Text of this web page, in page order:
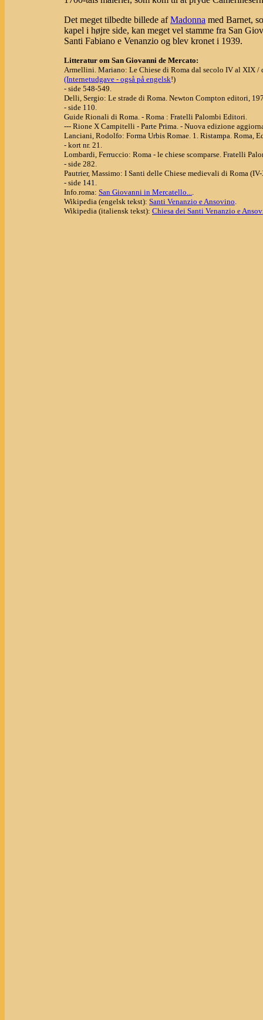
Det meget tilbedte billede afMadonna med Barnet,
kapel i højre side, kan meget vel stamme fra San
Santi Fabiano e Venanzio og blev kronet i 1939.
Litteratur om San Giovanni de Mercato:
Armellini. Mariano: Le Chiese di Roma dal secolo IV al XIX
(Internetudgave - også på engelsk!)
- side 548-549.
Delli, Sergio: Le strade di Roma. Newton Compton editori,
- side 110.
Guide Rionali di Roma. - Roma : Fratelli Palombi Editori.
--- Rione X Campitelli - Parte Prima. - Nuova edizione
Lanciani, Rodolfo: Forma Urbis Romae. 1. Ristampa. Roma,
- kort nr. 21.
Lombardi, Ferruccio: Roma - le chiese scomparse. Fratelli
- side 282.
Pautrier, Massimo: I Santi delle Chiese medievali di Roma
- side 141.
Info.roma: San Giovanni in Mercatello....
Wikipedia (engelsk tekst): Santi Venanzio e Ansovino.
Wikipedia (italiensk tekst): Chiesa dei Santi Venanzio e